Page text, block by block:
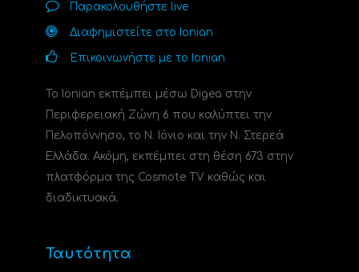
Παρακολουθήστε live
Διαφημιστείτε στο Ionian
Επικοινωνήστε με το Ionian
Το Ionian εκπέμπει μέσω Digea στην
Περιφερειακή Ζώνη 6 που καλύπτει την
Πελοπόννησο, το N. Ιόνιο και την Ν. Στερεά
Ελλάδα. Ακόμη, εκπέμπει στη θέση 673 στην
πλατφόρμα της Cosmote TV καθώς και
διαδικτυακά.
Ταυτότητα